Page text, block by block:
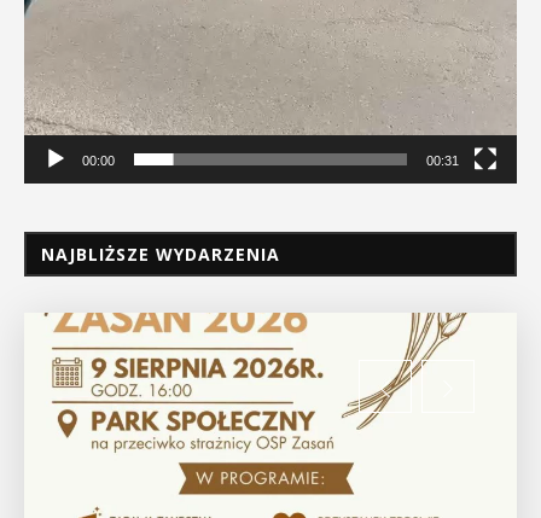
00:00 00:31
NAJBLIŻSZE WYDARZENIA